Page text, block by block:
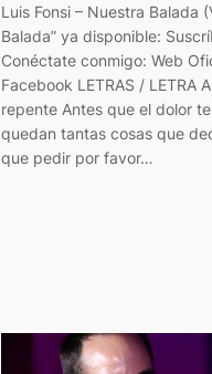
Luis Fonsi – Nuestra Balada
Balada” ya disponible:
Conéctate conmigo: Web
Facebook LETRAS / LETRA
repente Antes que el dolor
quedan tantas cosas que
que pedir por favor…